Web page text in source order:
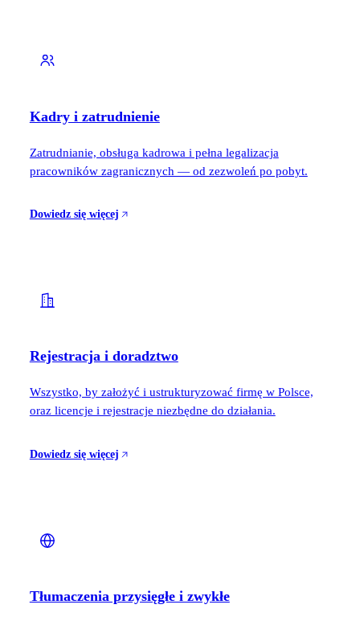
Kadry i zatrudnienie
Zatrudnianie, obsługa kadrowa i pełna legalizacja
pracowników zagranicznych — od zezwoleń po pobyt.
Dowiedz się więcej
Rejestracja i doradztwo
Wszystko, by założyć i ustrukturyzować firmę w Polsce,
oraz licencje i rejestracje niezbędne do działania.
Dowiedz się więcej
Tłumaczenia przysięgłe i zwykłe